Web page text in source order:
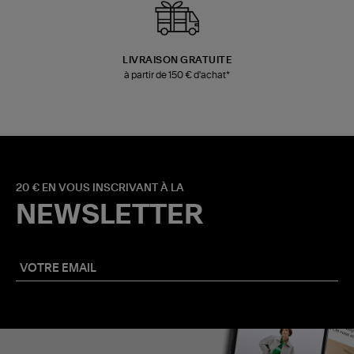
LIVRAISON GRATUITE
à partir de 150 € d'achat*
20 € EN VOUS INSCRIVANT À LA
NEWSLETTER